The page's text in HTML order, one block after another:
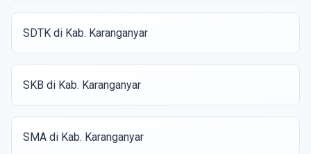
SDTK di Kab. Karanganyar
SKB di Kab. Karanganyar
SMA di Kab. Karanganyar